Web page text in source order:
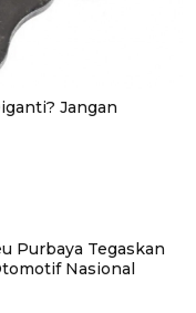
Jangan
Purbaya Tegaskan
Nasional